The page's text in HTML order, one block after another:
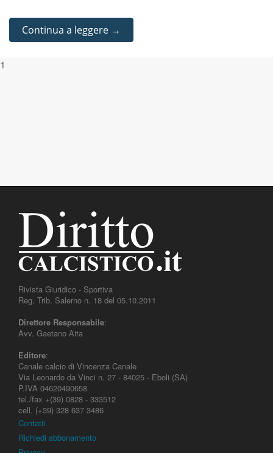
Continua a leggere →
1
Rivista Giuridico - Sportiva
Reg. Trib. Salerno n. 18 del 05.10.2011
Direttore Responsabile:
Avv. Gaetano Aita
Editore:
Canale calcio di Vincenza Canale
Via Leonardo da Vinci n. 27 - 84025 - Eboli (SA)
P.IVA 04620490658
tel./fax +(39) 0828 - 333512
cell. (+39) 328 637 3486
Contatti
Richiedi abbonamento